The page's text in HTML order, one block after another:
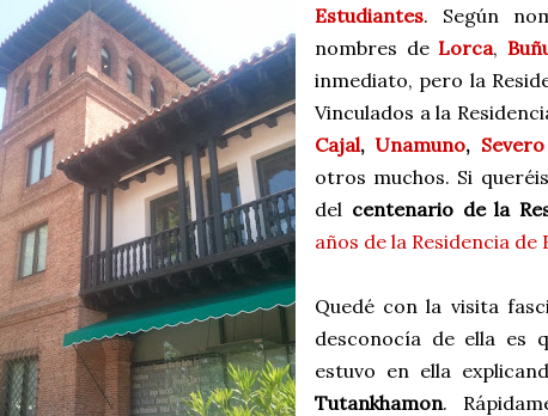
Estudiantes. Según
nombres deLorca,
inmediato, pero la
Vinculados a la
Cajal, Unamuno,
otros muchos. Si
del centenario de la
años de la Residencia de
Quedé con la visita
desconocía de ella es
estuvo en ella
Tutankhamon.